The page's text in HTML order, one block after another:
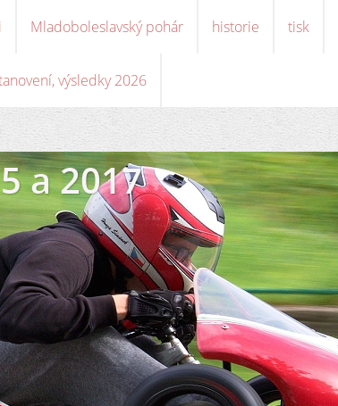
Mladoboleslavský pohár historie tisk
výsledky 2026
a 2017